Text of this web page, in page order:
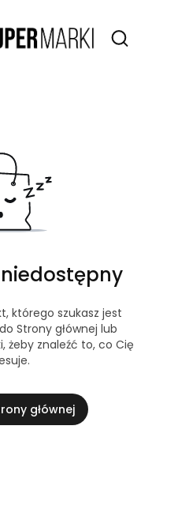
Otwórz
którego szukasz jest
Strony głównej lub
żeby znaleźć to, co Cię
głównej